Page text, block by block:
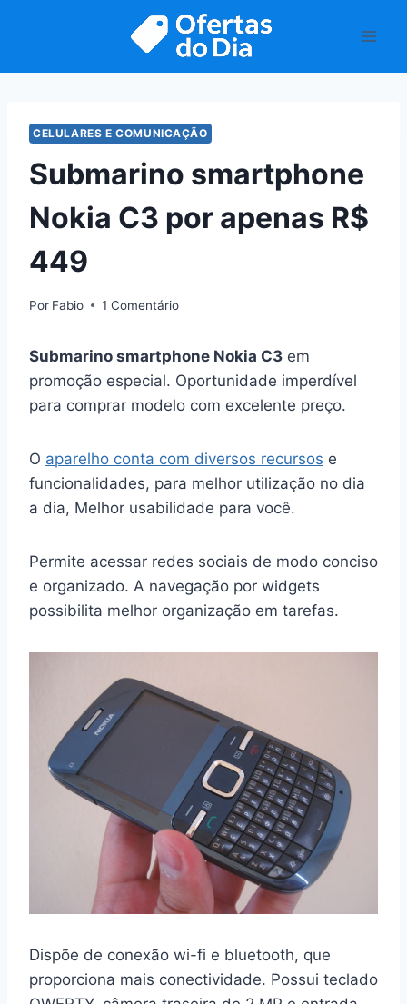
CELULARES E COMUNICAÇÃO
Submarino smartphone
Nokia C3 por apenas R$
449
Por Fabio 1 Comentário
Submarino smartphone Nokia C3 em
promoção especial. Oportunidade imperdível
para comprar modelo com excelente preço.
O aparelho conta com diversos recursos e
funcionalidades, para melhor utilização no dia
a dia, Melhor usabilidade para você.
Permite acessar redes sociais de modo conciso
e organizado. A navegação por widgets
possibilita melhor organização em tarefas.
Dispõe de conexão wi-fi e bluetooth, que
proporciona mais conectividade. Possui teclado